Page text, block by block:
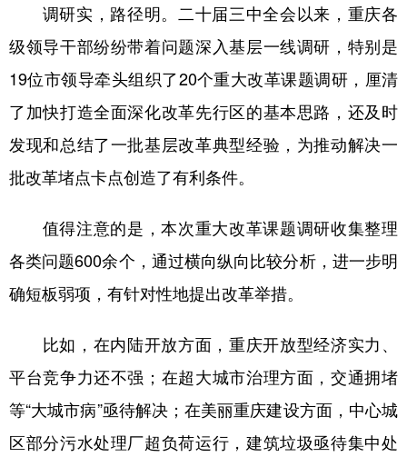
调研实，路径明。二十届三中全会以来，重庆各
级领导干部纷纷带着问题深入基层一线调研，特别是
19位市领导牵头组织了20个重大改革课题调研，厘清
了加快打造全面深化改革先行区的基本思路，还及时
发现和总结了一批基层改革典型经验，为推动解决一
批改革堵点卡点创造了有利条件。
值得注意的是，本次重大改革课题调研收集整理
各类问题600余个，通过横向纵向比较分析，进一步明
确短板弱项，有针对性地提出改革举措。
比如，在内陆开放方面，重庆开放型经济实力、
平台竞争力还不强；在超大城市治理方面，交通拥堵
等“大城市病”亟待解决；在美丽重庆建设方面，中心城
区部分污水处理厂超负荷运行，建筑垃圾亟待集中处